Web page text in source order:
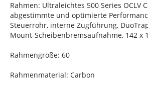
Rahmen: Ultraleichtes 500 Series OCLV
abgestimmte und optimierte
Steuerrohr, interne Zugführung,
Mount-Scheibenbremsaufnahme, 142 x
Rahmengröße: 60
Rahmenmaterial: Carbon